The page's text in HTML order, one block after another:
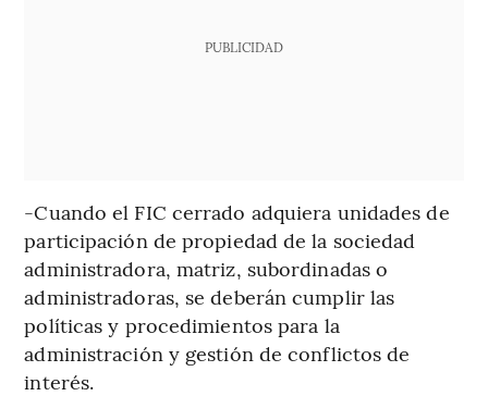
PUBLICIDAD
-Cuando el FIC cerrado adquiera unidades de
participación de propiedad de la sociedad
administradora, matriz, subordinadas o
administradoras, se deberán cumplir las
políticas y procedimientos para la
administración y gestión de conflictos de
interés.